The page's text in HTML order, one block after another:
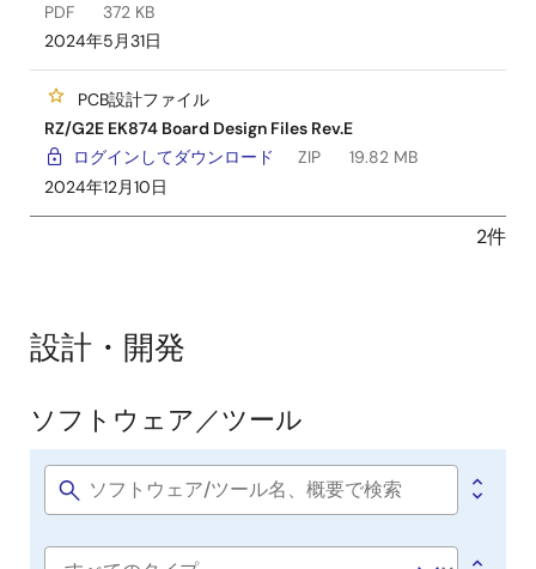
PDF
372 KB
2024年5月31日
PCB設計ファイル
RZ/G2E EK874 Board Design Files Rev.E
ログインしてダウンロード
ZIP
19.82 MB
2024年12月10日
2件
設計・開発
ソ
フ
ト
ウ
ソフトウェア／ツール
Software